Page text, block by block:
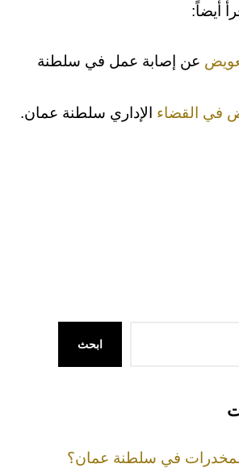
أيضاً:
عن إصابة عمل في سلطنة
في القضاء الإداري سلطنة عمان.
ابحث
في سلطنة عمان؟